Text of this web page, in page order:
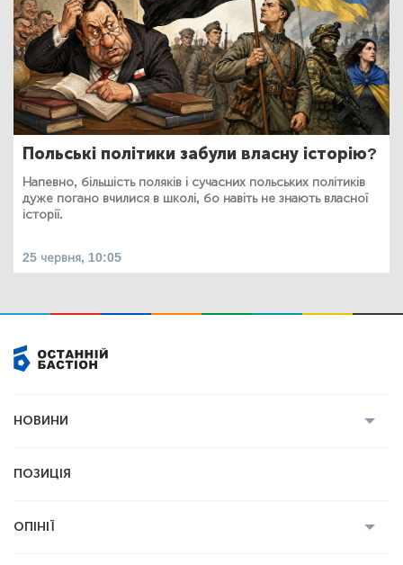
Польські політики забули власну історію?
Напевно, більшість поляків і сучасних польських політиків
дуже погано вчилися в школі, бо навіть не знають власної
історії.
25 червня, 10:05
НОВИНИ
Економіка
ПОЗИЦІЯ
ОПІНІЇ